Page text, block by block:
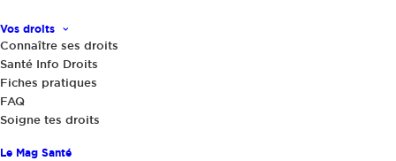
Vos droits
Connaître ses droits
Santé Info Droits
Fiches pratiques
FAQ
Soigne tes droits
Le Mag Santé